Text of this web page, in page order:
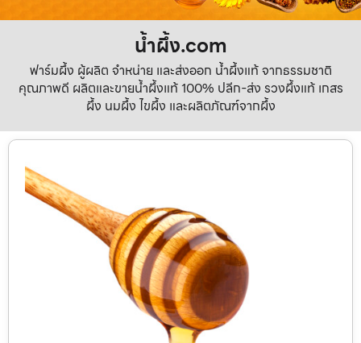
น้ำผึ้ง.com
ฟาร์มผึ้ง ผู้ผลิต จำหน่าย และส่งออก น้ำผึ้งแท้ จากธรรมชาติ
คุณภาพดี ผลิตและขายน้ำผึ้งแท้ 100% ปลีก-ส่ง รวงผึ้งแท้ เกสร
ผึ้ง นมผึ้ง ไขผึ้ง และผลิตภัณฑ์จากผึ้ง